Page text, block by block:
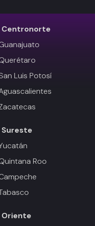
Centronorte
Luis Potosí
Sureste
Roo
Oriente